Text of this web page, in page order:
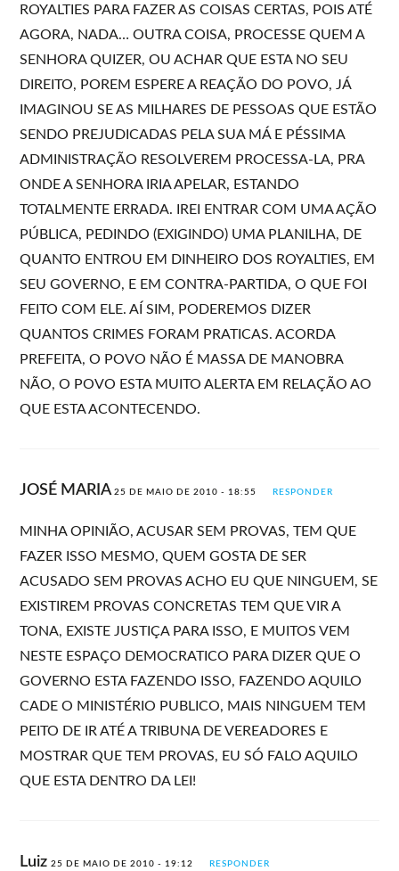
ROYALTIES PARA FAZER AS COISAS CERTAS, POIS ATÉ
AGORA, NADA… OUTRA COISA, PROCESSE QUEM A
SENHORA QUIZER, OU ACHAR QUE ESTA NO SEU
DIREITO, POREM ESPERE A REAÇÃO DO POVO, JÁ
IMAGINOU SE AS MILHARES DE PESSOAS QUE ESTÃO
SENDO PREJUDICADAS PELA SUA MÁ E PÉSSIMA
ADMINISTRAÇÃO RESOLVEREM PROCESSA-LA, PRA
ONDE A SENHORA IRIA APELAR, ESTANDO
TOTALMENTE ERRADA. IREI ENTRAR COM UMA AÇÃO
PÚBLICA, PEDINDO (EXIGINDO) UMA PLANILHA, DE
QUANTO ENTROU EM DINHEIRO DOS ROYALTIES, EM
SEU GOVERNO, E EM CONTRA-PARTIDA, O QUE FOI
FEITO COM ELE. AÍ SIM, PODEREMOS DIZER
QUANTOS CRIMES FORAM PRATICAS. ACORDA
PREFEITA, O POVO NÃO É MASSA DE MANOBRA
NÃO, O POVO ESTA MUITO ALERTA EM RELAÇÃO AO
QUE ESTA ACONTECENDO.
JOSÉ MARIA25 DE MAIO DE 2010 - 18:55 RESPONDER
MINHA OPINIÃO, ACUSAR SEM PROVAS, TEM QUE
FAZER ISSO MESMO, QUEM GOSTA DE SER
ACUSADO SEM PROVAS ACHO EU QUE NINGUEM, SE
EXISTIREM PROVAS CONCRETAS TEM QUE VIR A
TONA, EXISTE JUSTIÇA PARA ISSO, E MUITOS VEM
NESTE ESPAÇO DEMOCRATICO PARA DIZER QUE O
GOVERNO ESTA FAZENDO ISSO, FAZENDO AQUILO
CADE O MINISTÉRIO PUBLICO, MAIS NINGUEM TEM
PEITO DE IR ATÉ A TRIBUNA DE VEREADORES E
MOSTRAR QUE TEM PROVAS, EU SÓ FALO AQUILO
QUE ESTA DENTRO DA LEI!
Luiz25 DE MAIO DE 2010 - 19:12 RESPONDER